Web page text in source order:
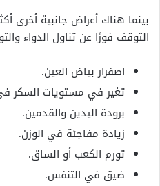
بينما هناك أعراض جانبية أخرى
التوقف فورًا عن تناول الدواء
اصفرار بياض العين.
تغير في مستويات السكر
برودة اليدين والقدمين.
زيادة مفاجئة في الوزن.
تورم الكعب أو الساق.
ضيق في التنفس.